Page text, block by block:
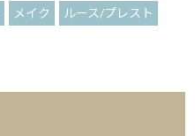
メイク
ルース/プレスト